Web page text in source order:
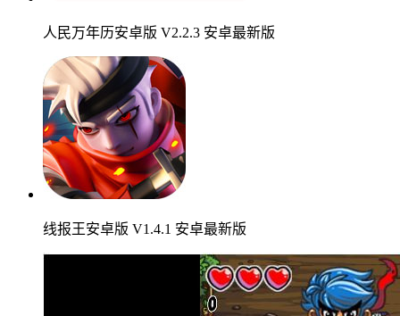
人民万年历安卓版 V2.2.3 安卓最新版
线报王安卓版 V1.4.1 安卓最新版